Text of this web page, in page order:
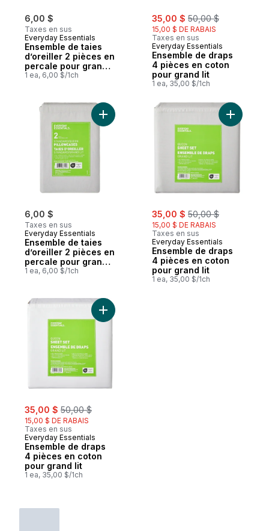
6,00 $
Taxes en sus
Everyday Essentials
Ensemble de taies
d’oreiller 2 pièces en
percale pour grand
lit
1 ea, 6,00 $/1ch
sale:
35,00 $ , formerly:
50,00 $
15,00 $ DE RABAIS
Taxes en sus
Everyday Essentials
Ensemble de draps
4 pièces en coton
pour grand lit
1 ea, 35,00 $/1ch
6,00 $
Taxes en sus
Everyday Essentials
Ensemble de taies
d’oreiller 2 pièces en
percale pour grand
lit, gris
1 ea, 6,00 $/1ch
Ajouter Ensemble de taies d’oreiller 2
sale:
35,00 $ , formerly:
50,00 $
15,00 $ DE RABAIS
Taxes en sus
Everyday Essentials
Ensemble de draps
4 pièces en coton
pour grand lit
1 ea, 35,00 $/1ch
Ajouter
sale:
35,00 $ , formerly:
50,00 $
15,00 $ DE RABAIS
Taxes en sus
Everyday Essentials
Ensemble de draps
4 pièces en coton
pour grand lit
1 ea, 35,00 $/1ch
Ajouter Ensemble de draps 4 pièces en